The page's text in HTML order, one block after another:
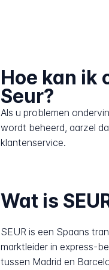
Hoe kan ik
Seur?
Als u problemen
wordt beheerd, aarzel
klantenservice.
Wat is
SEUR is een Spaans
marktleider in express-
tussen Madrid en